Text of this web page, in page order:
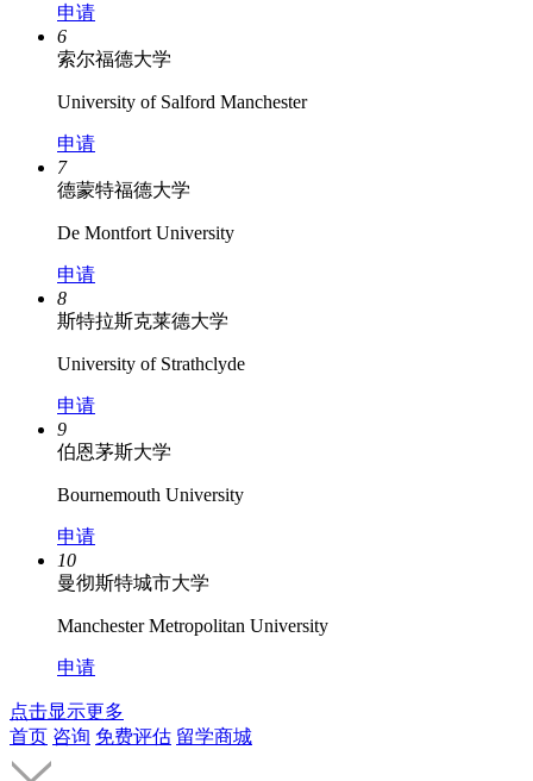
申请
6
索尔福德大学
University of Salford Manchester
申请
7
德蒙特福德大学
De Montfort University
申请
8
斯特拉斯克莱德大学
University of Strathclyde
申请
9
伯恩茅斯大学
Bournemouth University
申请
10
曼彻斯特城市大学
Manchester Metropolitan University
申请
点击显示更多
首页 咨询 免费评估 留学商城